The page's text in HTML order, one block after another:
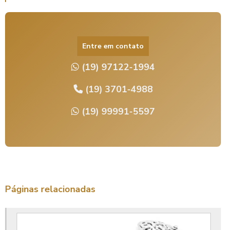
Fabricante semijoias atacado
Fornecedor de semijoias limeira
Fornecedores de semi joias em limeira
Galvanoplastia banho de ouro
Limeira semi joias
Limeira semijoias atacado
Entre em contato
(19) 97122-1994
(19) 3701-4988
(19) 99991-5597
Páginas relacionadas